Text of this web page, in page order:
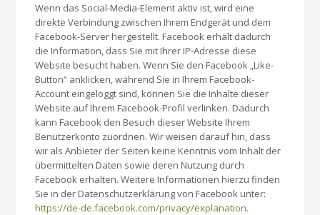
Wenn das Social-Media-Element aktiv ist, wird eine
direkte Verbindung zwischen Ihrem Endgerät und dem
Facebook-Server hergestellt. Facebook erhält dadurch
die Information, dass Sie mit Ihrer IP-Adresse diese
Website besucht haben. Wenn Sie den Facebook „Like-
Button“ anklicken, während Sie in Ihrem Facebook-
Account eingeloggt sind, können Sie die Inhalte dieser
Website auf Ihrem Facebook-Profil verlinken. Dadurch
kann Facebook den Besuch dieser Website Ihrem
Benutzerkonto zuordnen. Wir weisen darauf hin, dass
wir als Anbieter der Seiten keine Kenntnis vom Inhalt der
übermittelten Daten sowie deren Nutzung durch
Facebook erhalten. Weitere Informationen hierzu finden
Sie in der Datenschutzerklärung von Facebook unter:
https://de-de.facebook.com/privacy/explanation.